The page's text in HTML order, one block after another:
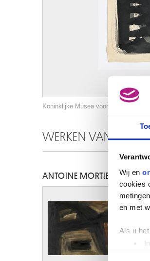
Wij en
cookies
en met
Als u
Koninklijke Musea voor Schone
WERKEN VAN
ANTOINE MORTIER